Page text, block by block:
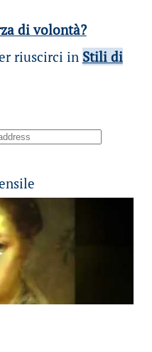
di volontà?
riuscirci in Stili di